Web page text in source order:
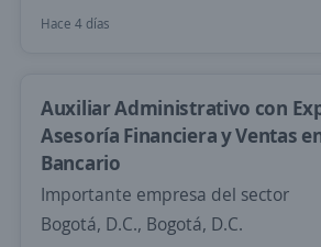
Hace 4 días
Auxiliar Administrativo con
Asesoría Financiera y Ventas
Bancario
Importante empresa del sector
Bogotá, D.C., Bogotá, D.C.